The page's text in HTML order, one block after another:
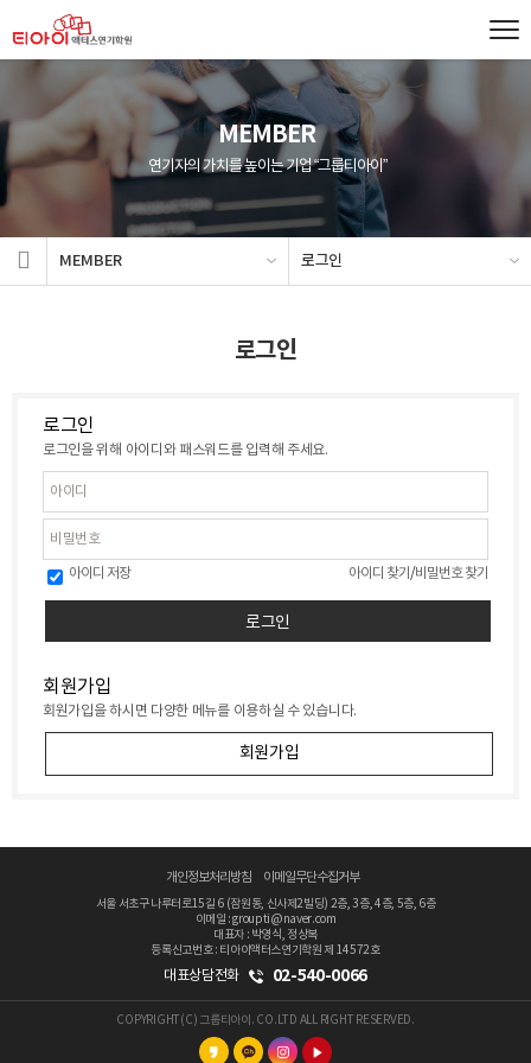
MEMBER
연기자의 가치를 높이는 기업 “그룹티아이”
MEMBER 로그인
로그인
로그인
로그인을 위해 아이디와 패스워드를 입력해 주세요.
아이디 저장 아이디 찾기/비밀번호 찾기
회원가입
회원가입을 하시면 다양한 메뉴를 이용하실 수 있습니다.
회원가입
개인정보처리방침 이메일무단수집거부
서울 서초구 나루터로15길 6 (잠원동, 신사제2빌딩) 2층, 3층, 4층, 5층, 6층
이메일 : groupti@naver.com
대표자 : 박영식, 정상복
등록신고번호 : 티아이액터스연기학원 제 14572호
대표상담전화 02-540-0066
COPYRIGHT(C) 그룹티아이. CO.LTD ALL RIGHT RESERVED.